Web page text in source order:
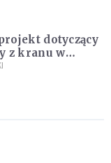
dotyczący
z kranu w